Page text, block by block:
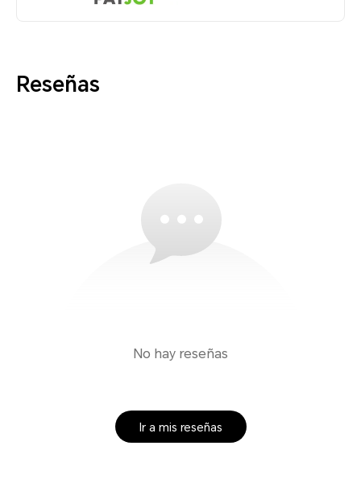
Reseñas
No hay reseñas
Ir a mis reseñas